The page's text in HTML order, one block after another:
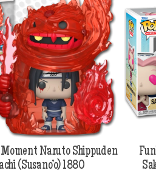
Naruto Shippuden
(Susano’o) 1880